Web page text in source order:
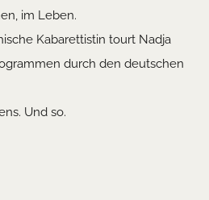
im Leben.
Kabarettistin tourt Nadja
durch den deutschen
Und so.